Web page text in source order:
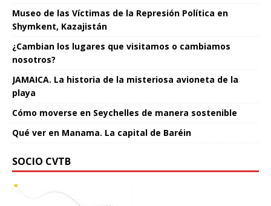
Museo de las Víctimas de la Represión Política en
Shymkent, Kazajistán
¿Cambian los lugares que visitamos o cambiamos
nosotros?
JAMAICA. La historia de la misteriosa avioneta de la
playa
Cómo moverse en Seychelles de manera sostenible
Qué ver en Manama. La capital de Baréin
SOCIO CVTB